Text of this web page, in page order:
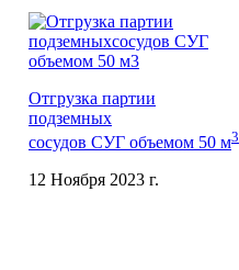
Отгрузка партии
подземных
сосудов СУГ объемом 50 м3
12 Ноября 2023 г.